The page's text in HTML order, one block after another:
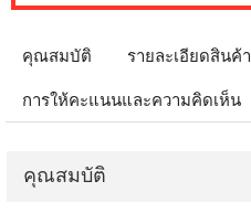
คุณสมบัติ รายละเอียดสินค้า
การให้คะแนนและความคิดเห็น
คุณสมบัติ